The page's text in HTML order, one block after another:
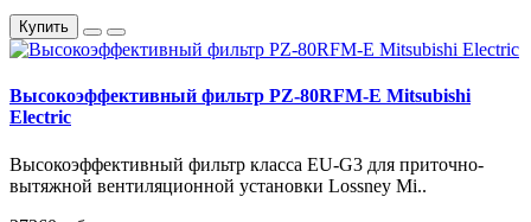
Купить
Высокоэффективный фильтр PZ-80RFM-E Mitsubishi
Electric
Высокоэффективный фильтр класса EU-G3 для приточно-
вытяжной вентиляционной установки Lossney Mi..